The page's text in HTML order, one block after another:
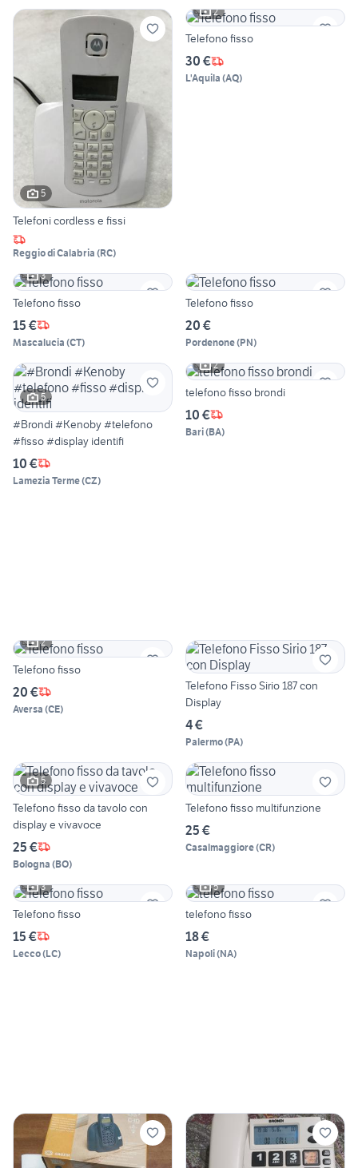
5
Telefoni cordless e fissi
Reggio di Calabria (RC)
2
Telefono fisso
30 €
L'Aquila (AQ)
3
Telefono fisso
15 €
Mascalucia (CT)
Telefono fisso
20 €
Pordenone(PN)
5
#Brondi #Kenoby #telefono
#fisso #display identifi
10 €
Lamezia Terme(CZ)
2
telefono fisso brondi
10 €
Bari(BA)
2
Telefono fisso
20 €
Aversa (CE)
Telefono Fisso Sirio 187 con
Display
4 €
Palermo(PA)
5
Telefono fisso da tavolo con
display e vivavoce
25 €
Bologna (BO)
Telefono fisso multifunzione
25 €
Casalmaggiore(CR)
3
Telefono fisso
15 €
Lecco(LC)
5
telefono fisso
18 €
Napoli(NA)